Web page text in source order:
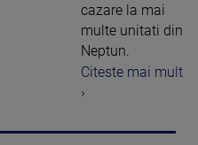
cazare la mai
multe unitati din
Neptun.
Citeste mai mult
›